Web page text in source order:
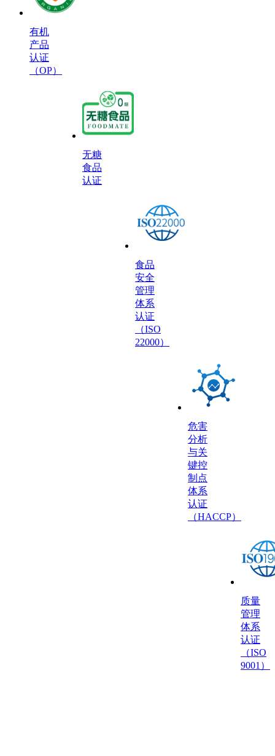
有机
产品
认证
（OP）
无糖
食品
认证
食品
安全
管理
体系
认证
（ISO
22000）
危害
分析
与关
键控
制点
体系
认证
（HACCP）
质量
管理
体系
认证
（ISO
9001）